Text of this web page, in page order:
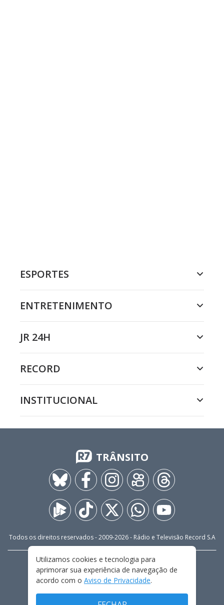
ESPORTES
ENTRETENIMENTO
JR 24H
RECORD
INSTITUCIONAL
TRÂNSITO
Todos os direitos reservados - 2009-2026- Rádio e Televisão Record S.A
FALE CONOSCO
PRIVACIDADE
TERMOS E CONDIÇÕES DE USO
Utilizamos cookies e tecnologia para
aprimorar sua experiência de navegação de
acordo com o Aviso de Privacidade.